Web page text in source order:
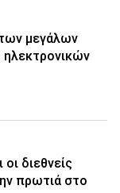
μεγάλων
ηλεκτρονικών
διεθνείς
πρωτιά στο